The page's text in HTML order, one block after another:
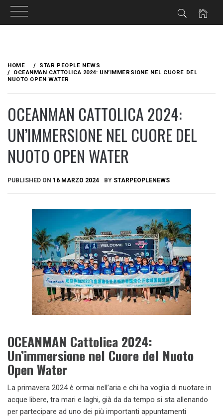
content
HOME
STAR PEOPLE NEWS
OCEANMAN CATTOLICA 2024: UN’IMMERSIONE NEL CUORE DEL
NUOTO OPEN WATER
OCEANMAN CATTOLICA 2024:
UN’IMMERSIONE NEL CUORE DEL
NUOTO OPEN WATER
PUBLISHED ON 16 MARZO 2024 BY STARPEOPLENEWS
OCEANMAN Cattolica 2024:
Un’immersione nel Cuore del Nuoto
Open Water
La primavera 2024 è ormai nell’aria e chi ha voglia di nuotare in
acque libere, tra mari e laghi, già da da tempo si sta allenando
per partecipare ad uno dei più importanti appuntamenti